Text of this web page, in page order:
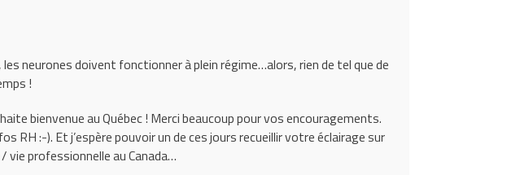
neurones doivent fonctionner à plein régime…alors, rien de tel que de
!
! Merci beaucoup pour vos encouragements.
RH :-). Et j’espère pouvoir un de ces jours recueillir votre éclairage sur
vie professionnelle au Canada…